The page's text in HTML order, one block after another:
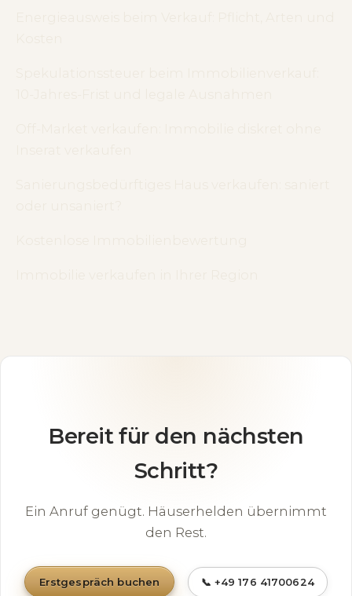
Bereit für den nächsten
Schritt?
Ein Anruf genügt. Häuserhelden übernimmt
den Rest.
Erstgespräch buchen 📞 +49 176 41700624